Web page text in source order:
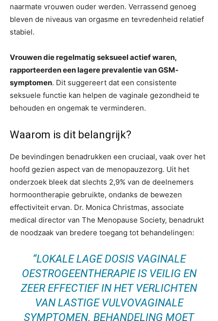
naarmate vrouwen ouder werden. Verrassend genoeg
bleven de niveaus van orgasme en tevredenheid relatief
stabiel.
Vrouwen die regelmatig seksueel actief waren,
rapporteerden een lagere prevalentie van GSM-
symptomen. Dit suggereert dat een consistente
seksuele functie kan helpen de vaginale gezondheid te
behouden en ongemak te verminderen.
Waarom is dit belangrijk?
De bevindingen benadrukken een cruciaal, vaak over het
hoofd gezien aspect van de menopauzezorg. Uit het
onderzoek bleek dat slechts 2,9% van de deelnemers
hormoontherapie gebruikte, ondanks de bewezen
effectiviteit ervan. Dr. Monica Christmas, associate
medical director van The Menopause Society, benadrukt
de noodzaak van bredere toegang tot behandelingen:
“LOKALE LAGE DOSIS VAGINALE
OESTROGEENTHERAPIE IS VEILIG EN
ZEER EFFECTIEF IN HET VERLICHTEN
VAN LASTIGE VULVOVAGINALE
SYMPTOMEN. BEHANDELING MOET